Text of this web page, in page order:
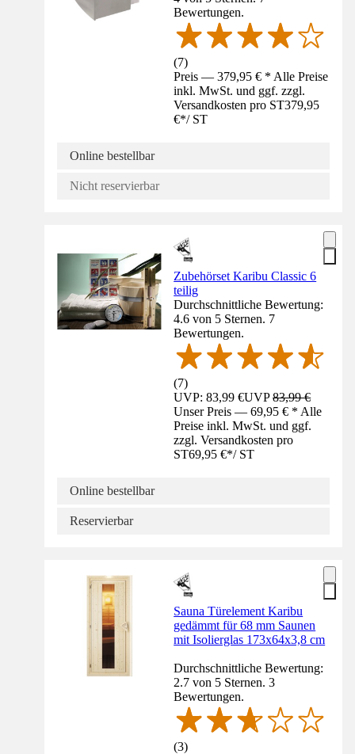
Bewertungen.
(7)
Preis — 379,95 € * Alle Preise
inkl. MwSt. und ggf. zzgl.
Versandkosten pro ST379,95
€*/ ST
Online bestellbar
Nicht reservierbar
Zubehörset Karibu Classic 6
teilig
Durchschnittliche Bewertung:
4.6 von 5 Sternen. 7
Bewertungen.
(7)
UVP: 83,99 €UVP83,99 €
Unser Preis — 69,95 € * Alle
Preise inkl. MwSt. und ggf.
zzgl. Versandkosten pro
ST69,95 €*/ ST
Online bestellbar
Reservierbar
Sauna Türelement Karibu
gedämmt für 68 mm Saunen
mit Isolierglas 173x64x3,8 cm
Durchschnittliche Bewertung:
2.7 von 5 Sternen. 3
Bewertungen.
(3)